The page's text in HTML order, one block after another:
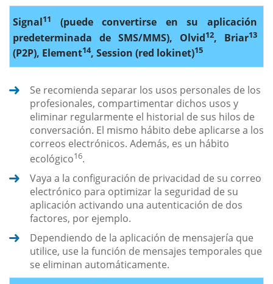
Signal11
(puede convertirse en su aplicación
predeterminada de SMS/MMS), Olvid12, Briar13
(P2P), Element14, Session (red lokinet)15
Se recomienda separar los usos personales de los
profesionales, compartimentar dichos usos y
eliminar regularmente el historial de sus hilos de
conversación. El mismo hábito debe aplicarse a los
correos electrónicos. Además, es un hábito
ecológico16.
Vaya a la configuración de privacidad de su correo
electrónico para optimizar la seguridad de su
aplicación activando una autenticación de dos
factores, por ejemplo.
Dependiendo de la aplicación de mensajería que
utilice, use la función de mensajes temporales que
se eliminan automáticamente.